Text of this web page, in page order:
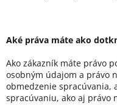
Aké práva máte ako
Ako zákazník máte právo
osobným údajom a právo
obmedzenie spracúvania,
spracúvaniu, ako aj právo